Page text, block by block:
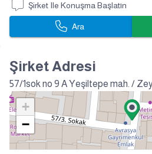
Şirket Ile Konuşma Başlatın
Ara
Şirket Adresi
57/1sok no 9 AYeşiltepe mah. /
+
−